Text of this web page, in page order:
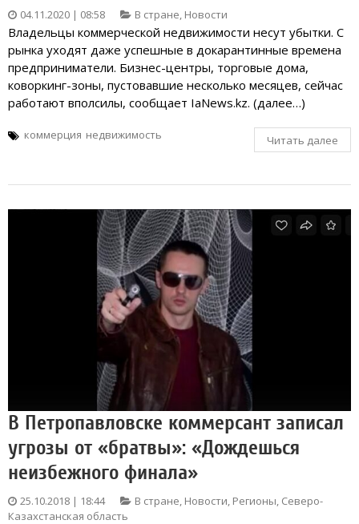
04.11.2020 | 08:58 В стране, Новости
Владельцы коммерческой недвижимости несут убытки. С
рынка уходят даже успешные в докарантинные времена
предприниматели. Бизнес-центры, торговые дома,
коворкинг-зоны, пустовавшие несколько месяцев, сейчас
работают вполсилы, сообщает IaNews.kz. (далее…)
коммерция недвижимость Читать далее
В Петропавловске коммерсант записал
угрозы от «братвы»: «Дождешься
неизбежного финала»
25.10.2018 | 18:44 В стране, Новости, Регионы, Северо-
Казахстанская область